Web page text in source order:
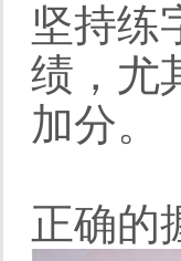
坚持练
绩，尤
加分。
正确的